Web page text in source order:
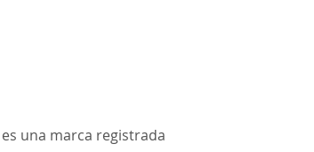
una marca registrada